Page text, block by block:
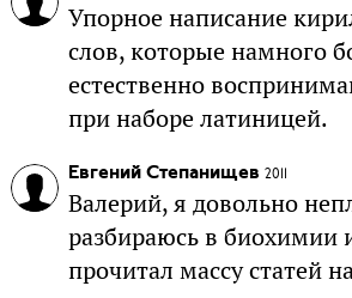
Упорное написание
слов, которые намного
естественно
при наборе латиницей.
Евгений Степанищев 2011
Валерий, я довольно
разбираюсь в биохимии
прочитал массу статей